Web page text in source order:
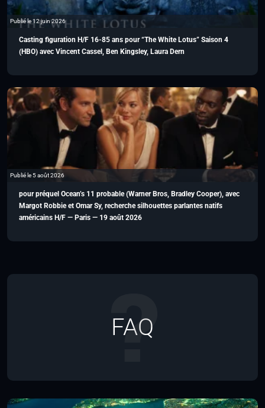
Publié le 12 juin 2026
Casting figuration H/F 16-85 ans pour “The White Lotus” Saison 4
(HBO) avec Vincent Cassel, Ben Kingsley, Laura Dern
Publié le 5 août 2026
pour préquel Ocean’s 11 probable (Warner Bros, Bradley Cooper), avec
Margot Robbie et Omar Sy, recherche silhouettes parlantes natifs
américains H/F — Paris — 19 août 2026
FAQ